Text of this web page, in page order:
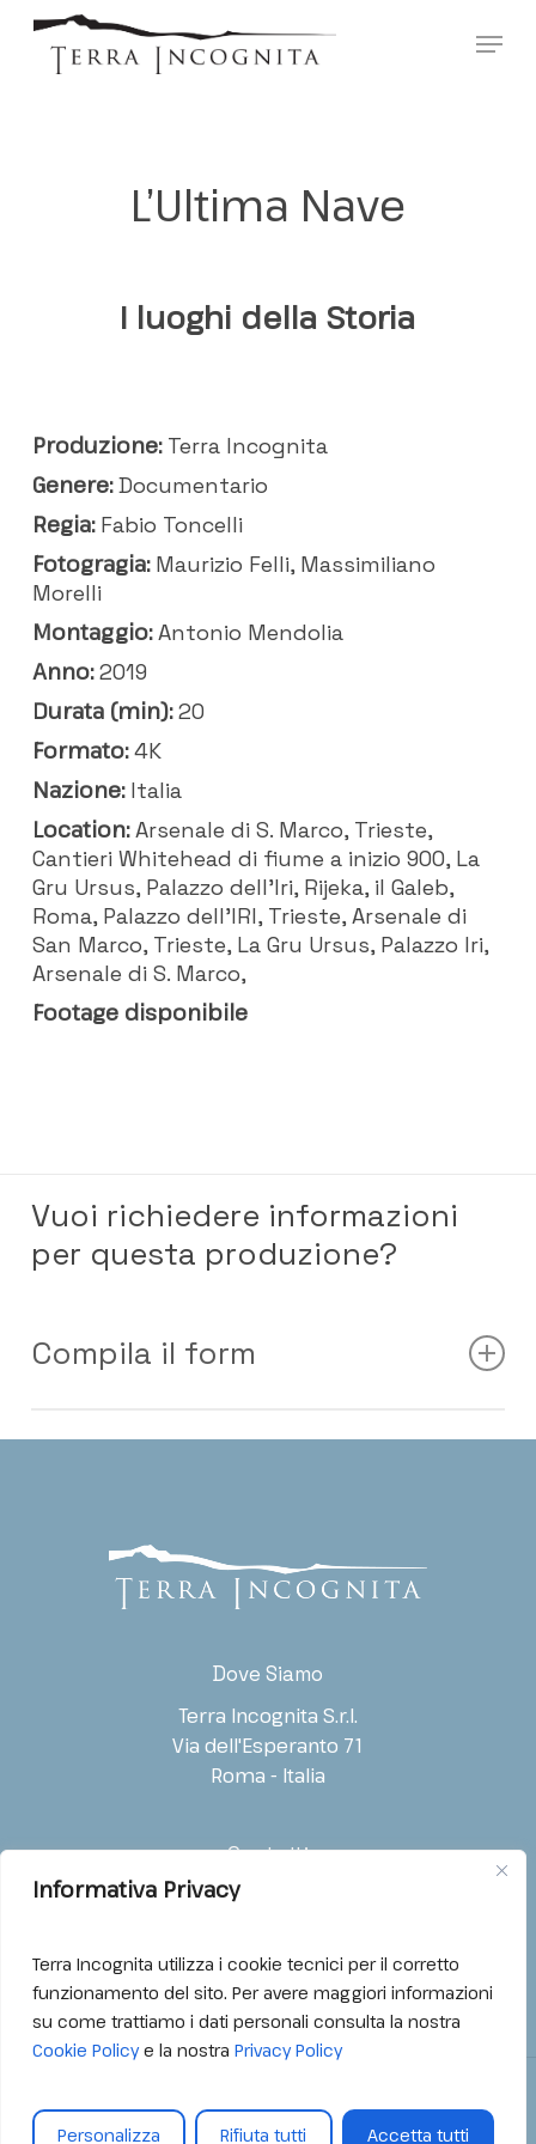
Informativa Privacy
Terra Incognita utilizza i cookie tecnici per il corretto
funzionamento del sito. Per avere maggiori informazioni
su come trattiamo i dati personali consulta la nostra
Cookie Policye la nostra Privacy Policy
Personalizza Rifiuta tutti Accetta tutti
Menu
L’Ultima Nave
I luoghi della Storia
Produzione:Terra Incognita
Genere:Documentario
Regia:Fabio Toncelli
Fotogragia:Maurizio Felli, Massimiliano
Morelli
Montaggio:Antonio Mendolia
Anno:2019
Durata (min):20
Formato:4K
Nazione:Italia
Location:Arsenale di S. Marco, Trieste,
Cantieri Whitehead di fiume a inizio 900, La
Gru Ursus, Palazzo dell'Iri, Rijeka, il Galeb,
Roma, Palazzo dell'IRI, Trieste, Arsenale di
San Marco, Trieste, La Gru Ursus, Palazzo Iri,
Arsenale di S. Marco,
Footage disponibile
Vuoi richiedere informazioni
per questa produzione?
Compila il form
Cognome
Indirizzo E-mail* Telefono
Tipo di richiesta *
Acquisto diritti
Distribuzione internazionale
Festival / Selezione
Acquisto footage
Dove Siamo
Terra Incognita S.r.l.
Via dell'Esperanto 71
Roma - Italia
Contatti
T: (+39) 06.54221988